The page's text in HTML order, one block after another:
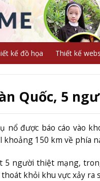
kế đồ họa Thiết kế
Quốc, 5
nổ được báo cáo vào
150 km về phía
5 người thiệt mạng,
khỏi khu vực xảy ra